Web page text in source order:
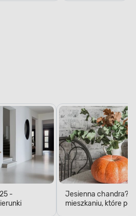
-
Jesienna chandra?
mieszkaniu, które